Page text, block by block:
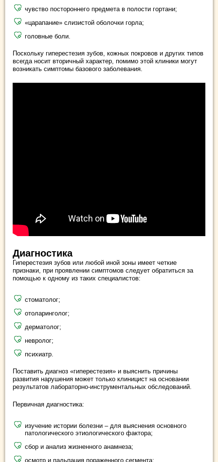
чувство постороннего предмета в полости гортани;
«царапание» слизистой оболочки горла;
головные боли.
Поскольку гиперестезия зубов, кожных покровов и других типов
всегда носит вторичный характер, помимо этой клиники могут
возникать симптомы базового заболевания.
Диагностика
Гиперестезия зубов или любой иной зоны имеет четкие
признаки, при проявлении симптомов следует обратиться за
помощью к одному из таких специалистов:
стоматолог;
отоларинголог;
дерматолог;
невролог;
психиатр.
Поставить диагноз «гиперестезия» и выяснить причины
развития нарушения может только клиницист на основании
результатов лабораторно-инструментальных обследований.
Первичная диагностика:
изучение истории болезни – для выяснения основного
патологического этиологического фактора;
сбор и анализ жизненного анамнеза;
осмотр и пальпация пораженного сегмента;